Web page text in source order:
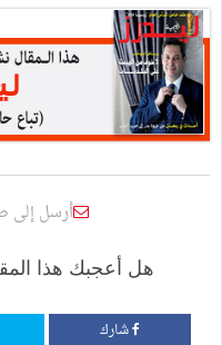
أرسل إلى
هل أعجبك هذا
شارك